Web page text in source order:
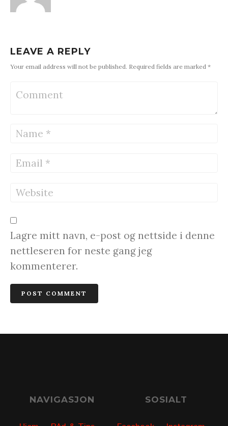
LEAVE A REPLY
Your email address will not be published. Required fields are marked *
Lagre mitt navn, e-post og nettside i denne
nettleseren for neste gang jeg
kommenterer.
NAVIGASJON SOSIALT